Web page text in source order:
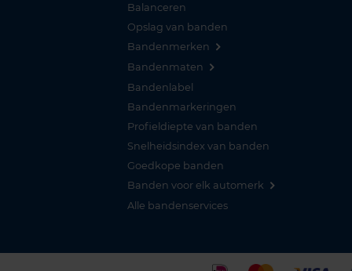
Balanceren
Opslag van banden
Bandenmerken
Bandenmaten
Bandenlabel
Bandenmarkeringen
Profieldiepte van banden
Snelheidsindex van banden
Goedkope banden
Banden voor elk automerk
Alle bandenservices